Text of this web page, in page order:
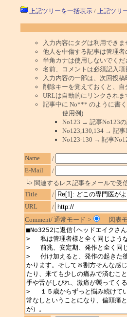
上記ツリーを一括表示/ 上記ツリ
入力内容にタグは利用できま
他人を中傷する記事は管理者
半角カナは使用しないでくだ
名前、コメントは必須記入項
入力内容の一部は、次回投
削除キーを覚えておくと、自
URLは自動的にリンクされま
記事中に No*** のように書
使用例)
No123 → 記事No123の
No123,130,134 → 記事
No123-130 → 記事
Name
/
E-Mail
/
└> 関連するレス記事をメールで受
Title
/
URL
/
Comment/ 通常モード->
図表